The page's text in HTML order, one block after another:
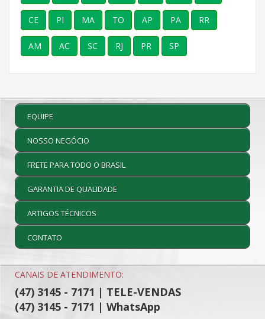
CE PI MA TO AP PA RR
AM AC SC RJ PR SP
EQUIPE
NOSSO NEGÓCIO
FRETE PARA TODO O BRASIL
GARANTIA DE QUALIDADE
ARTIGOS TÉCNICOS
CONTATO
CANAIS DE ATENDIMENTO:
(47) 3145 - 7171 | TELE-VENDAS
(47) 3145 - 7171 | WhatsApp